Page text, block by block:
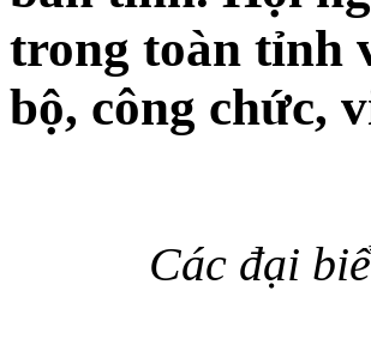
trong toàn tỉnh
bộ, công chức,
Các đại